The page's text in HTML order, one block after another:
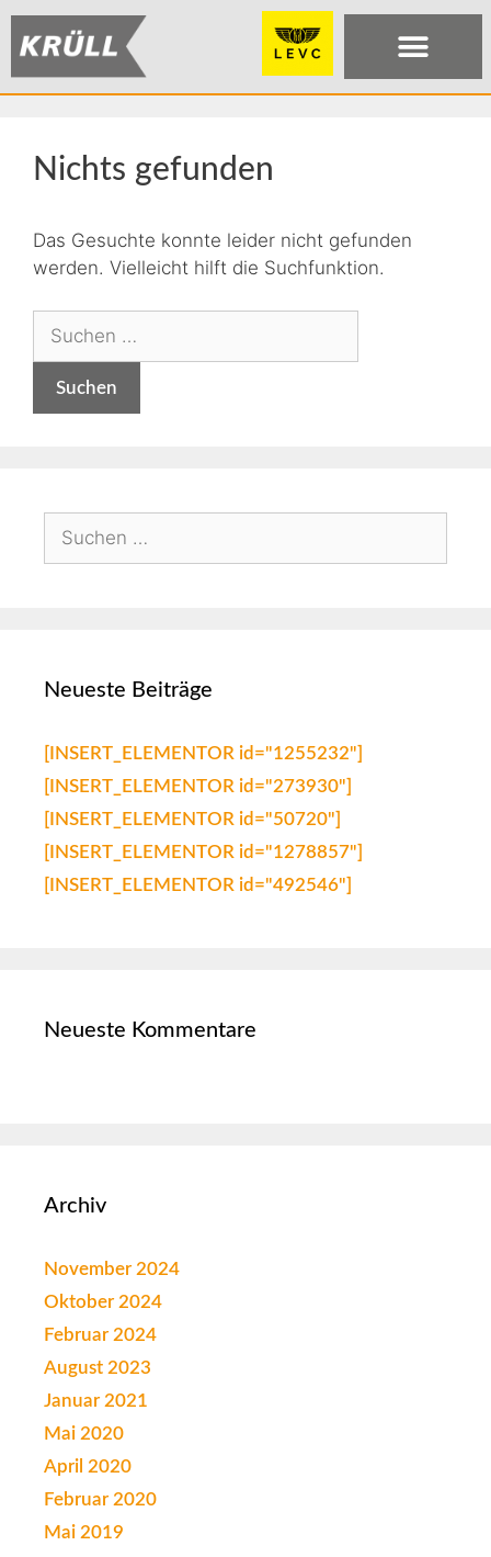
Nichts gefunden
Das Gesuchte konnte leider nicht gefunden
werden. Vielleicht hilft die Suchfunktion.
Neueste Beiträge
[INSERT_ELEMENTOR id="1255232"]
[INSERT_ELEMENTOR id="273930"]
[INSERT_ELEMENTOR id="50720"]
[INSERT_ELEMENTOR id="1278857"]
[INSERT_ELEMENTOR id="492546"]
Neueste Kommentare
Archiv
November 2024
Oktober 2024
Februar 2024
August 2023
Januar 2021
Mai 2020
April 2020
Februar 2020
Mai 2019